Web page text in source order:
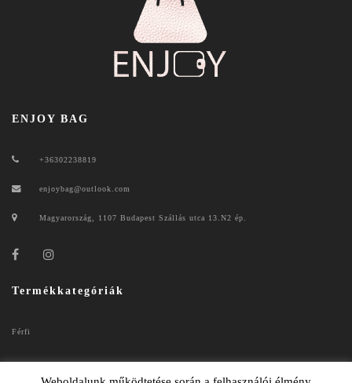
ENJOY BAG
+36302238819
enjoybag@outlook.com
Magyarország, 1107 Budapest Szállás utca 13.N2 ép.
Termékkategóriák
Férfi